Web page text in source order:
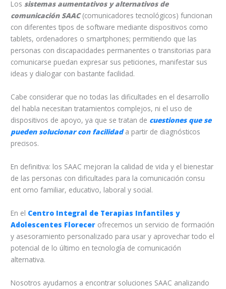
Lossistemas aumentativos y alternativos de
comunicación SAAC(comunicadores tecnológicos) funcionan
con diferentes tipos de software mediante dispositivos como
tablets, ordenadores o smartphones; permitiendo que las
personas con discapacidades permanentes o transitorias para
comunicarse puedan expresar sus peticiones, manifestar sus
ideas y dialogar con bastante facilidad.
Cabe considerar que no todas las dificultades en el desarrollo
del habla necesitan tratamientos complejos, ni el uso de
dispositivos de apoyo, ya que se tratan de cuestiones que se
pueden solucionar con facilidada partir de diagnósticos
precisos.
En definitiva: los SAAC mejoran la calidad de vida y el bienestar
de las personas con dificultades para la comunicación consu
ent orno familiar, educativo, laboral y social.
En el Centro Integral de Terapias Infantiles y
Adolescentes Florecer ofrecemos un servicio de formación
y asesoramiento personalizado para usar y aprovechar todo el
potencial de lo último en tecnología de comunicación
alternativa.
Nosotros ayudamos a encontrar soluciones SAAC analizando